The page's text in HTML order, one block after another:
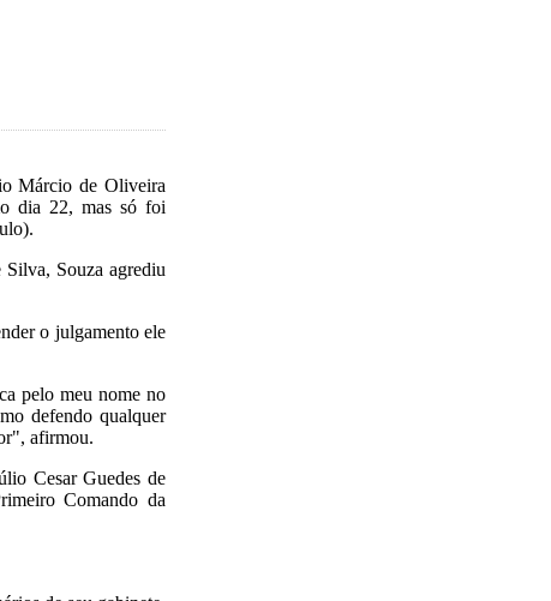
Márcio de Oliveira
dia 22, mas só foi
Silva, Souza agrediu
o julgamento ele
pelo meu nome no
defendo qualquer
afirmou.
Cesar Guedes de
Comando da